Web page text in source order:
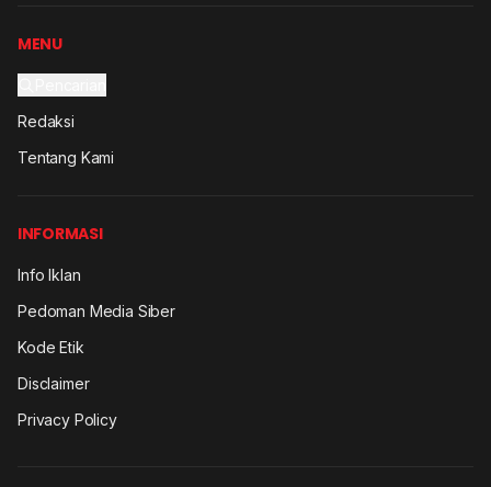
MENU
Redaksi
Tentang Kami
INFORMASI
Info Iklan
Pedoman Media Siber
Kode Etik
Disclaimer
Privacy Policy